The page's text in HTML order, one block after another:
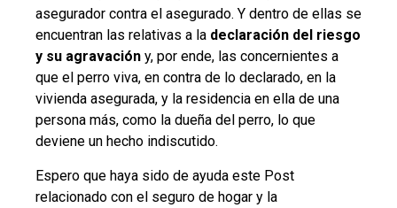
asegurador contra el asegurado. Y dentro de ellas se
encuentran las relativas a la declaración del riesgo
y su agravación y, por ende, las concernientes a
que el perro viva, en contra de lo declarado, en la
vivienda asegurada, y la residencia en ella de una
persona más, como la dueña del perro, lo que
deviene un hecho indiscutido.
Espero que haya sido de ayuda este Post
relacionado con el seguro de hogar y la